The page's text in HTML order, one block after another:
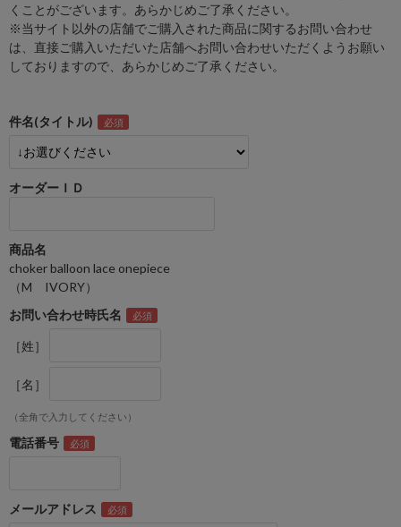
くことがございます。あらかじめご了承ください。
※当サイト以外の店舗でご購入された商品に関するお問い合わせ
は、直接ご購入いただいた店舗へお問い合わせいただくようお願い
しておりますので、あらかじめご了承ください。
件名(タイトル)
オーダーＩＤ
商品名
choker balloon lace onepiece
（M IVORY）
お問い合わせ時氏名
［姓］
［名］
（全角で入力してください）
電話番号
メールアドレス